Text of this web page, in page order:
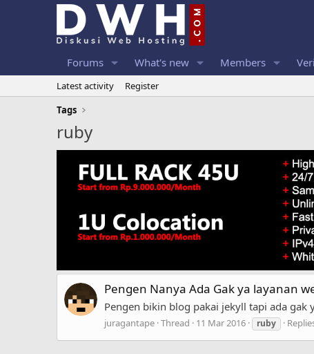
Forums What's new Members
Latest activity
Register
Tags
ruby
Pengen Nanya Ada Gak ya layanan
Pengen bikin blog pakai jekyll tapi ada
juragantape Thread 11 Mar 2016 ruby